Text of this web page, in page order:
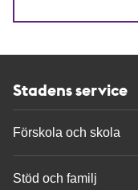
Stadens service
Förskola och skola
Stöd och familj